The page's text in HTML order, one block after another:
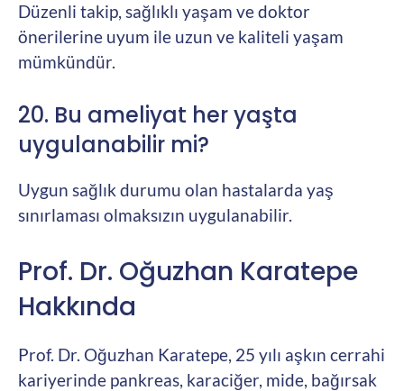
Düzenli takip, sağlıklı yaşam ve doktor
önerilerine uyum ile uzun ve kaliteli yaşam
mümkündür.
20. Bu ameliyat her yaşta
uygulanabilir mi?
Uygun sağlık durumu olan hastalarda yaş
sınırlaması olmaksızın uygulanabilir.
Prof. Dr. Oğuzhan Karatepe
Hakkında
Prof. Dr. Oğuzhan Karatepe, 25 yılı aşkın cerrahi
kariyerinde pankreas, karaciğer, mide, bağırsak